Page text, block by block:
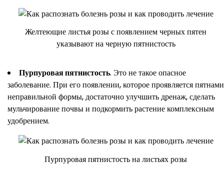
Желтеющие листья розы с появлением черных пятен
указывают на черную пятнистость
Пурпуровая пятнистость. Это не такое опасное
заболевание. При его появлении, которое проявляется пятнами
неправильной формы, достаточно улучшить дренаж, сделать
мульчирование почвы и подкормить растение комплексным
удобрением.
Пурпуровая пятнистость на листьях розы